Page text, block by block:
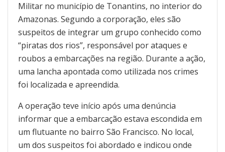
Militar no município de Tonantins, no interior do
Amazonas. Segundo a corporação, eles são
suspeitos de integrar um grupo conhecido como
“piratas dos rios”, responsável por ataques e
roubos a embarcações na região. Durante a ação,
uma lancha apontada como utilizada nos crimes
foi localizada e apreendida.
A operação teve início após uma denúncia
informar que a embarcação estava escondida em
um flutuante no bairro São Francisco. No local,
um dos suspeitos foi abordado e indicou onde